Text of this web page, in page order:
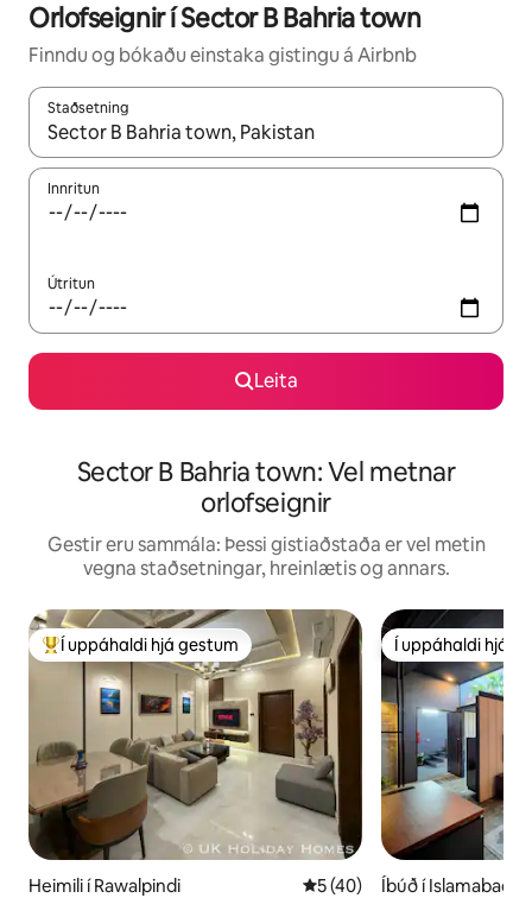
Orlofseignir í Sector B Bahria town
Finndu og bókaðu einstaka gistingu á Airbnb
Staðsetning
Þegar niðurstöður liggja fyrir skaltu nota upp og niður
Innritun
Útritun
Leita
Sector B Bahria town: Vel metnar
orlofseignir
Gestir eru sammála: Þessi gistiaðstaða er vel metin
vegna staðsetningar, hreinlætis og annars.
Í mestu uppáhaldi hjá gestum
Í uppáhaldi hjá gestum
Heimili í Rawalpindi 5 af 5 í meðaleinkunn, 40
5 (40)
Í uppáhaldi hjá
Í uppáhaldi hjá
Íbúð í Islamabad